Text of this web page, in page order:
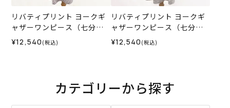
リバティプリント ヨークギ
ャザーワンピース（七分
袖）＜Mサイズ＞35I
¥12,540 (税込)
リバティプリント ヨークギ
ャザーワンピース（七分
袖）＜Mサイズ＞35F
¥12,540 (税込)
カテゴリーから探す